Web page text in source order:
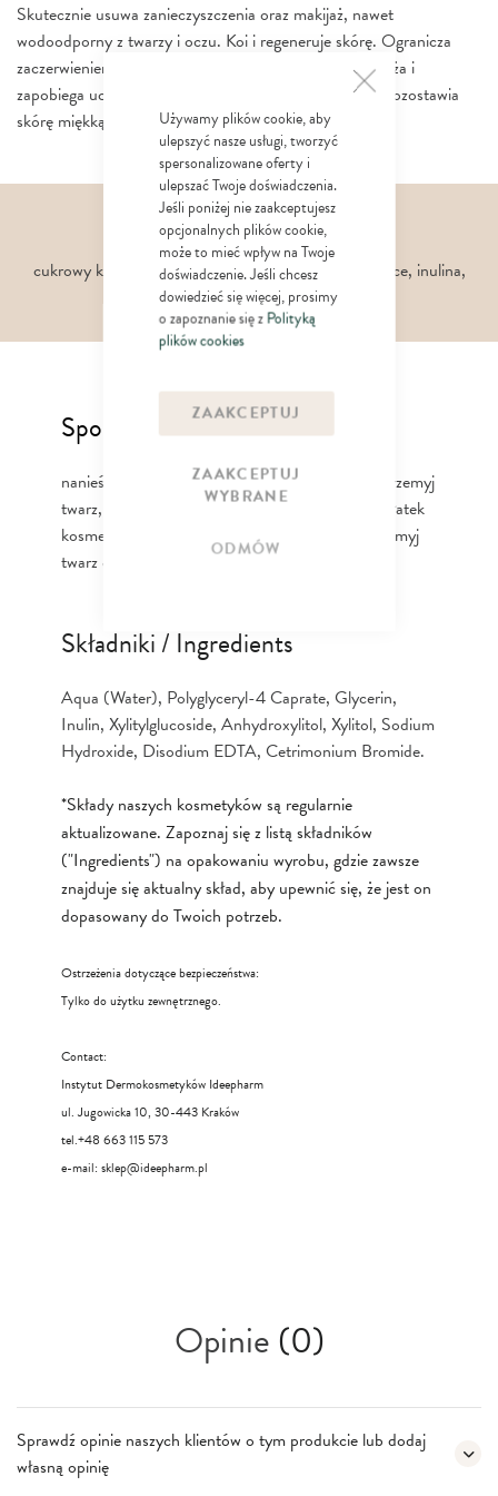
Używamy plików cookie, aby
ulepszyć nasze usługi, tworzyć
spersonalizowane oferty i
ulepszać Twoje doświadczenia.
Jeśli poniżej nie zaakceptujesz
opcjonalnych plików cookie,
może to mieć wpływ na Twoje
doświadczenie. Jeśli chcesz
dowiedzieć się więcej, prosimy
o zapoznanie się zPolityką
plików cookies
ZAAKCEPTUJ
ZAAKCEPTUJ
WYBRANE
ODMÓW
Skutecznie usuwa zanieczyszczenia oraz makijaż, nawet
wodoodporny z twarzy i oczu. Koi i regeneruje skórę. Ogranicza
zaczerwienienie. Minimalizuje ryzyko podrażnień. Nawilża i
zapobiega uczuciu ściągnięcia skóry po oczyszczeniu. Pozostawia
skórę miękką, nawilżoną i promienną.
Składniki aktywne
cukrowy kompleks nawilżający, delikatne środki myjące, inulina,
gliceryna
Sposób użycia
nanieś płyn na płatek kosmetyczny i delikatnie przemyj
twarz, oczy oraz szyję. Czynność powtarzaj, aż płatek
kosmetyczny pozostanie czysty, a następnie przemyj
twarz czystą wodą.
Składniki / Ingredients
Aqua (Water), Polyglyceryl-4 Caprate, Glycerin,
Inulin, Xylitylglucoside, Anhydroxylitol, Xylitol, Sodium
Hydroxide, Disodium EDTA, Cetrimonium Bromide.
*Składy naszych kosmetyków są regularnie
aktualizowane. Zapoznaj się z listą składników
("Ingredients") na opakowaniu wyrobu, gdzie zawsze
znajduje się aktualny skład, aby upewnić się, że jest on
dopasowany do Twoich potrzeb.
Ostrzeżenia dotyczące bezpieczeństwa:
Tylko do użytku zewnętrznego.
Contact:
Instytut Dermokosmetyków Ideepharm
ul. Jugowicka 10, 30-443 Kraków
tel.+48 663 115 573
e-mail: sklep@ideepharm.pl
Opinie(0)
Sprawdź opinie naszych klientów o tym produkcie lub dodaj
własną opinię